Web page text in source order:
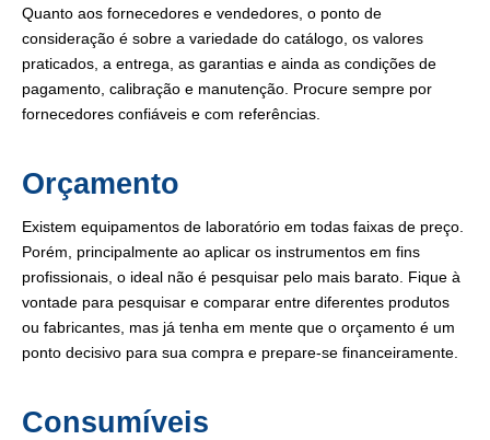
Quanto aos fornecedores e vendedores, o ponto de
consideração é sobre a variedade do catálogo, os valores
praticados, a entrega, as garantias e ainda as condições de
pagamento, calibração e manutenção. Procure sempre por
fornecedores confiáveis e com referências.
Orçamento
Existem equipamentos de laboratório em todas faixas de preço.
Porém, principalmente ao aplicar os instrumentos em fins
profissionais, o ideal não é pesquisar pelo mais barato. Fique à
vontade para pesquisar e comparar entre diferentes produtos
ou fabricantes, mas já tenha em mente que o orçamento é um
ponto decisivo para sua compra e prepare-se financeiramente.
Consumíveis